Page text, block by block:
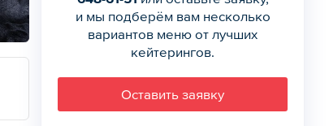
и мы подберём вам несколько
вариантов меню от лучших
кейтерингов.
Оставить заявку